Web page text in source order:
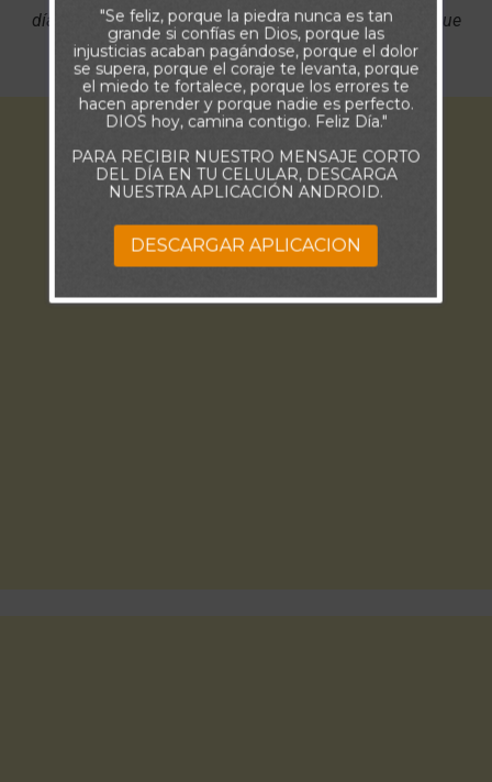
días de bendición que guardas para cada uno de los que
Te siguen y Te sirven con fidelidad.
"Se feliz, porque la piedra nunca es tan
grande si confías en Dios, porque las
injusticias acaban pagándose, porque el dolor
se supera, porque el coraje te levanta, porque
el miedo te fortalece, porque los errores te
hacen aprender y porque nadie es perfecto.
DIOS hoy, camina contigo. Feliz Día."
PARA RECIBIR NUESTRO MENSAJE CORTO
DEL DÍA EN TU CELULAR, DESCARGA
NUESTRA APLICACIÓN ANDROID.
DESCARGAR APLICACION